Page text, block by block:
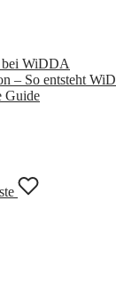
WiDDA
– So entsteht
Guide